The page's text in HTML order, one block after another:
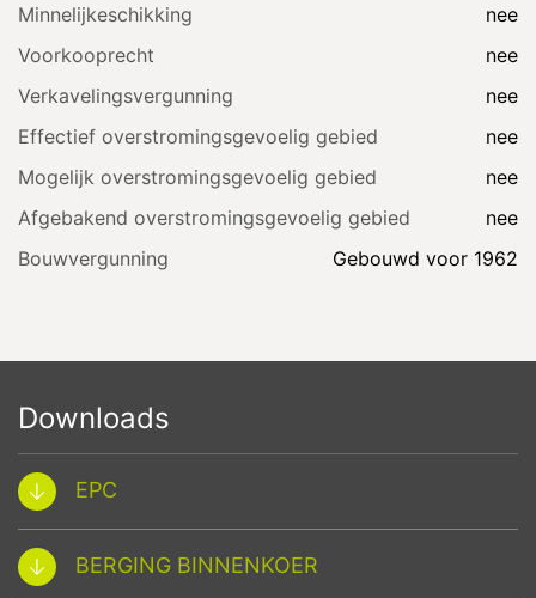
Minnelijkeschikking
nee
Voorkooprecht
nee
Verkavelingsvergunning
nee
Effectief overstromingsgevoelig gebied
nee
Mogelijk overstromingsgevoelig gebied
nee
Afgebakend overstromingsgevoelig gebied
nee
Bouwvergunning
Gebouwd voor 1962
Downloads
EPC
BERGING BINNENKOER